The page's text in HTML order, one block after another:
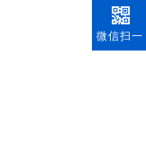
微信扫一
扫